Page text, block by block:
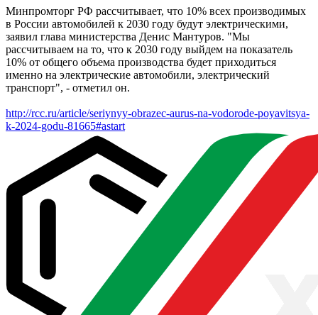
Минпромторг РФ рассчитывает, что 10% всех производимых
в России автомобилей к 2030 году будут электрическими,
заявил глава министерства Денис Мантуров. "Мы
рассчитываем на то, что к 2030 году выйдем на показатель
10% от общего объема производства будет приходиться
именно на электрические автомобили, электрический
транспорт", - отметил он.
http://rcc.ru/article/seriynyy-obrazec-aurus-na-vodorode-poyavitsya-
k-2024-godu-81665#astart